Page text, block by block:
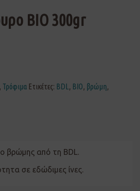
ΒΙΟ 300gr
, Τρόφιμα Ετικέτες: BDL , ΒΙΟ, βρώμη,
βρώμης από τη BDL.
σε εδώδιμες ίνες.